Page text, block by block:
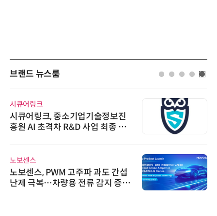
브랜드 뉴스룸
보진
종 선
간섭
증폭
위고페어, 서울AI허브 '2026
환(AX) 지원사업' 컨소시엄
디에스앤지
디에스앤지, 'AI EXPO
26' 참가 성료… AI 전 생애주
우르는 통합 솔루션 선봬